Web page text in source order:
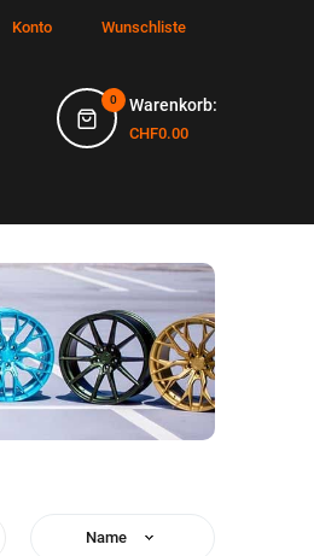
Konto Wunschliste
0 Warenkorb:
CHF0.00